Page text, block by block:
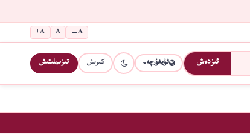
A−
A
A+
ئىزدەش ئۇيغۇرچە كىرىش تىزىملىتىش